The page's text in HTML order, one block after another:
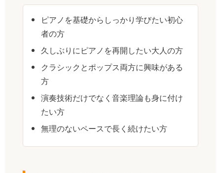
ピアノを基礎からしっかり学びたい初心
者の方
久しぶりにピアノを再開したい大人の方
クラシックとポップス両方に興味がある
方
演奏技術だけでなく音楽理論も身に付け
たい方
無理のないペースで長く続けたい方